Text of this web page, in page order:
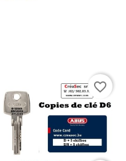
favorite_border